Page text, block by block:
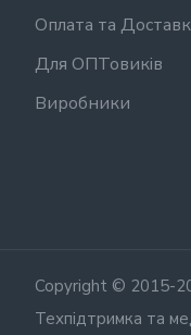
Оплата та
Для ОПТовиків
Виробники
Copyright © 2015-
Техпідтримка та